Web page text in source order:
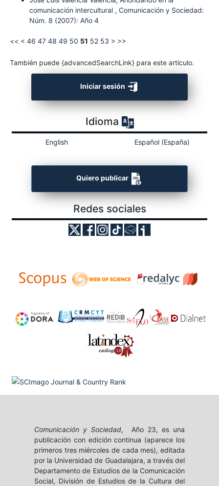
comunicación intercultural , Comunicación y Sociedad:
Núm. 8 (2007): Año 4
<< < 46 47 48 49 50 51 52 53 > >>
También puede {advancedSearchLink} para este artículo.
Iniciar sesión
Idioma
English Español (España)
Quiero publicar
Redes sociales
Comunicación y Sociedad, Año 23, es una
publicación con edición continua (aparece los
primeros tres miércoles de cada mes), editada
por la Universidad de Guadalajara, a través del
Departamento de Estudios de la Comunicación
Social, División de Estudios de la Cultura del